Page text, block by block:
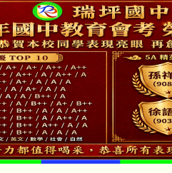
」8/29、30在